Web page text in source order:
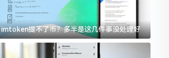
imtoken提不了币？多半是这几件事没处理好